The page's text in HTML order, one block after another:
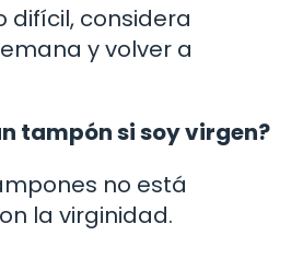
difícil, considera
y volver a
tampón si soy virgen?
no está
la virginidad.